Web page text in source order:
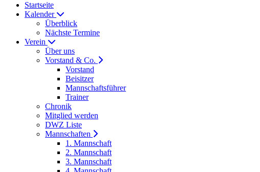
Startseite
Kalender
Überblick
Nächste Termine
Verein
Über uns
Vorstand & Co.
Vorstand
Beisitzer
Mannschaftsführer
Trainer
Chronik
Mitglied werden
DWZ Liste
Mannschaften
1. Mannschaft
2. Mannschaft
3. Mannschaft